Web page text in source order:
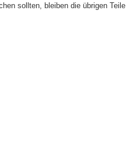
sollten, bleiben die übrigen